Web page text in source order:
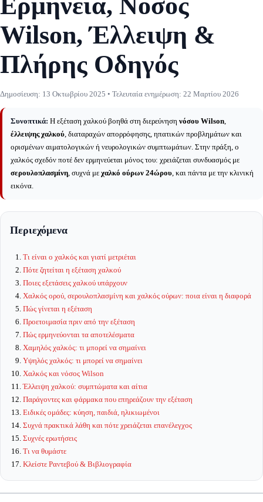
Wilson, Έλλειψη &
Πλήρης Οδηγός
Δημοσίευση: 13 Οκτωβρίου 2025 • Τελευταία ενημέρωση: 22 Μαρτίου 2026
Συνοπτικά: Η εξέταση χαλκού βοηθά στη διερεύνηση νόσου Wilson,
έλλειψης χαλκού, διαταραχών απορρόφησης, ηπατικών προβλημάτων και
ορισμένων αιματολογικών ή νευρολογικών συμπτωμάτων. Στην πράξη, ο
χαλκός σχεδόν ποτέ δεν ερμηνεύεται μόνος του: χρειάζεται συνδυασμός με
σερουλοπλασμίνη, συχνά με χαλκό ούρων 24ώρου, και πάντα με την κλινική
εικόνα.
Περιεχόμενα
Τι είναι ο χαλκός και γιατί μετριέται
Πότε ζητείται η εξέταση χαλκού
Ποιες εξετάσεις χαλκού υπάρχουν
Χαλκός ορού, σερουλοπλασμίνη και χαλκός ούρων: ποια είναι η διαφορά
Πώς γίνεται η εξέταση
Προετοιμασία πριν από την εξέταση
Πώς ερμηνεύονται τα αποτελέσματα
Χαμηλός χαλκός: τι μπορεί να σημαίνει
Υψηλός χαλκός: τι μπορεί να σημαίνει
Χαλκός και νόσος Wilson
Έλλειψη χαλκού: συμπτώματα και αίτια
Παράγοντες και φάρμακα που επηρεάζουν την εξέταση
Ειδικές ομάδες: κύηση, παιδιά, ηλικιωμένοι
Συχνά πρακτικά λάθη και πότε χρειάζεται επανέλεγχος
Συχνές ερωτήσεις
Τι να θυμάστε
Κλείστε Ραντεβού & Βιβλιογραφία